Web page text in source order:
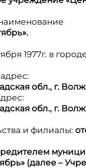
1977г. в
обл., г.
обл., г.
и филиалы:
(далее –